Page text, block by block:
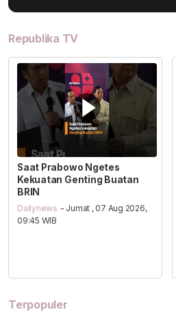
Republika TV
Saat Prabowo Ngetes
Kekuatan Genting Buatan
BRIN
Dailynews - Jumat , 07 Aug 2026,
09:45 WIB
Terpopuler